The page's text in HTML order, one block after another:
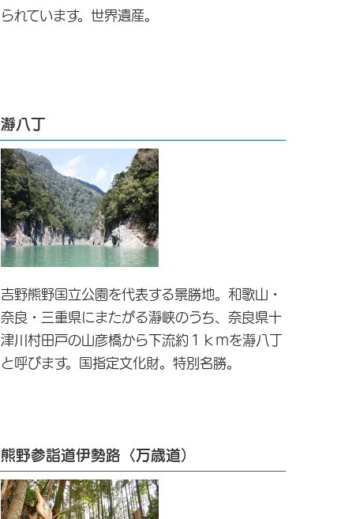
られています。世界遺産。
瀞八丁
吉野熊野国立公園を代表する景勝地。和歌山・
奈良・三重県にまたがる瀞峡のうち、奈良県十
津川村田戸の山彦橋から下流約１ｋｍを瀞八丁
と呼びます。国指定文化財。特別名勝。
熊野参詣道伊勢路〈万歳道）